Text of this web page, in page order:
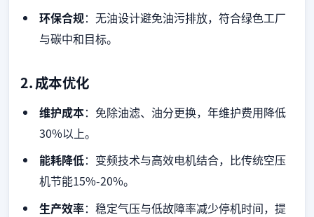
环保合规：无油设计避免油污排放，符合绿色工厂
与碳中和目标。
2.成本优化
维护成本：免除油滤、油分更换，年维护费用降低
30%以上。
能耗降低：变频技术与高效电机结合，比传统空压
机节能15%-20%。
生产效率：稳定气压与低故障率减少停机时间，提